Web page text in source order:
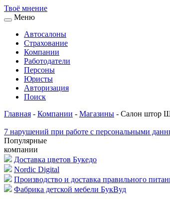
Твоё мнение
Меню
Автосалоны
Страхование
Компании
Работодатели
Персоны
Юристы
Авторизация
Поиск
Главная - Компании - Магазины - Салон штор
7 нарушений при работе с персональными
Популярные
компании
Доставка цветов Букедо
Nordic Digital
Производство и доставка правильного
Фабрика детской мебели БукВуд